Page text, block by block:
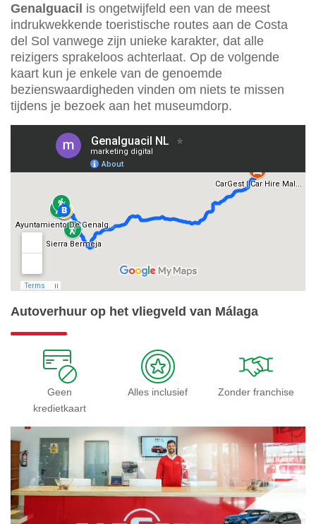
Genalguacil is ongetwijfeld een van de meest
indrukwekkende toeristische routes aan de Costa
del Sol vanwege zijn unieke karakter, dat alle
reizigers sprakeloos achterlaat. Op de volgende
kaart kun je enkele van de genoemde
bezienswaardigheden vinden om niets te missen
tijdens je bezoek aan het museumdorp.
Autoverhuur op het vliegveld van Málaga
Geen
kredietkaart
Alles inclusief Zonder franchise